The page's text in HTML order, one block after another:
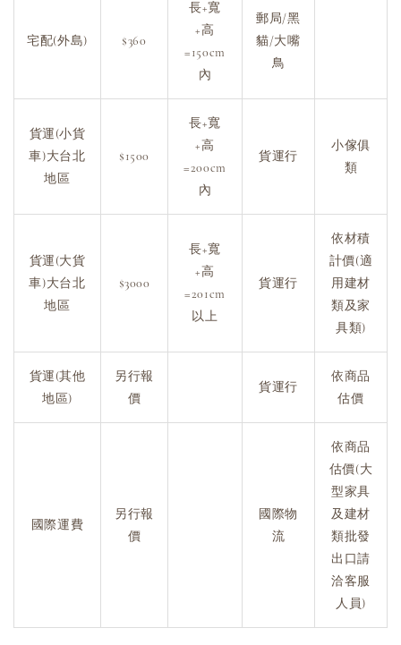
宅配(外島) $360
長+寬
+高
=150cm
內
郵局/黑
貓/大嘴
鳥
貨運(小貨
車)大台北
地區
$1500
長+寬
+高
=200cm
內
貨運行
小傢俱
類
貨運(大貨
車)大台北
地區
$3000
長+寬
+高
=201cm
以上
貨運行
依材積
計價(適
用建材
類及家
具類)
貨運(其他
地區)
另行報
價
貨運行
依商品
估價
國際運費
另行報
價
國際物
流
依商品
估價(大
型家具
及建材
類批發
出口請
洽客服
人員)